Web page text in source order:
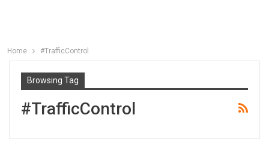
Home #TrafficControl
Browsing Tag
#TrafficControl